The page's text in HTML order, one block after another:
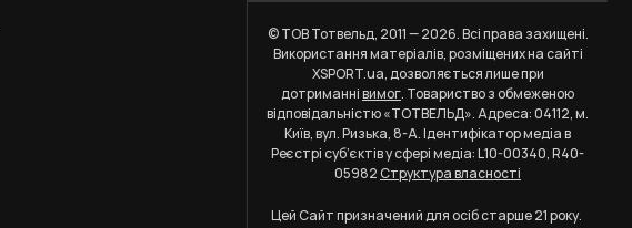
© ТОВ Тотвельд, 2011 — 2026. Всі права захищені.
Використання матеріалів, розміщених на сайті
XSPORT.ua, дозволяється лише при
дотриманнівимог. Товариство з обмеженою
відповідальністю «ТОТВЕЛЬД». Адреса: 04112, м.
Київ, вул. Ризька, 8-А. Ідентифікатор медіа в
Реєстрі суб’єктів у сфері медіа: L10-00340, R40-
05982Структура власності
Цей Сайт призначений для осіб старше 21 року.